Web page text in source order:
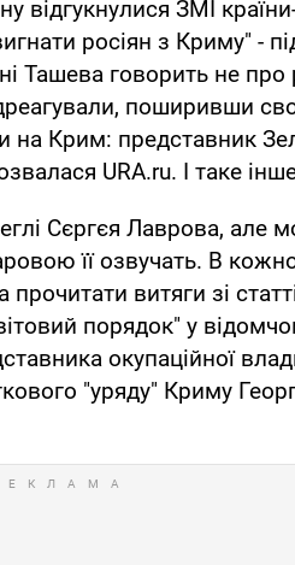
відгукнулися ЗМІ
росіян з Криму" -
Ташева говорить не про
поширивши
на Крим: представник
URA.ru. І таке
Сєргєя Лаврова, але
її озвучать. В
витяги зі
порядок" у
окупаційної
"уряду" Криму